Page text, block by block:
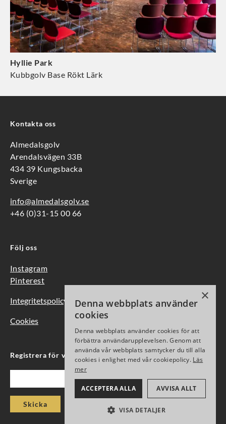
Hyllie Park
Kubbgolv Base Rökt Lärk
Kontakta oss
Almedalsgolv
Arendalsvägen 33B
434 39 Kungsbacka
Sverige
info@almedalsgolv.se
+46 (0)31-15 00 66
Följ oss
Instagram
Pinterest
Integritetspolicy
Cookies
Registrera för vårt nyhetsbrev
Skicka
×
Denna webbplats använder
cookies
Denna webbplats använder cookies för att
förbättra användarupplevelsen. Genom att
använda vår webbplats samtycker du till alla
cookies i enlighet med vår cookiepolicy. Läs
mer
ACCEPTERA ALLA AVVISA ALLT
VISA DETALJER